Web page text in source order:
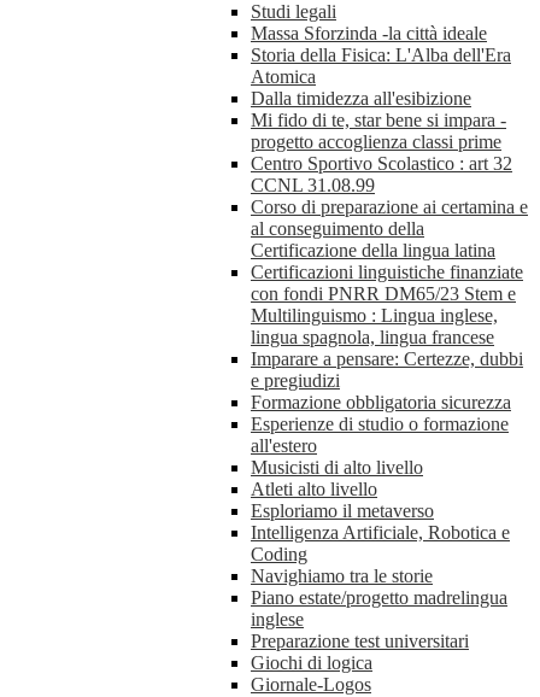
Studi legali
Massa Sforzinda -la città ideale
Storia della Fisica: L'Alba dell'Era
Atomica
Dalla timidezza all'esibizione
Mi fido di te, star bene si impara -
progetto accoglienza classi prime
Centro Sportivo Scolastico : art 32
CCNL 31.08.99
Corso di preparazione ai certamina e
al conseguimento della
Certificazione della lingua latina
Certificazioni linguistiche finanziate
con fondi PNRR DM65/23 Stem e
Multilinguismo : Lingua inglese,
lingua spagnola, lingua francese
Imparare a pensare: Certezze, dubbi
e pregiudizi
Formazione obbligatoria sicurezza
Esperienze di studio o formazione
all'estero
Musicisti di alto livello
Atleti alto livello
Esploriamo il metaverso
Intelligenza Artificiale, Robotica e
Coding
Navighiamo tra le storie
Piano estate/progetto madrelingua
inglese
Preparazione test universitari
Giochi di logica
Giornale-Logos